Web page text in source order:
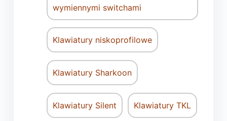
wymiennymi switchami
Klawiatury niskoprofilowe
Klawiatury Sharkoon
Klawiatury Silent Klawiatury TKL